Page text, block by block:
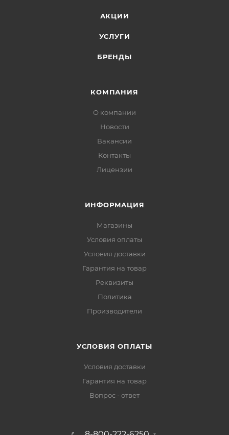
АКЦИИ
УСЛУГИ
БРЕНДЫ
КОМПАНИЯ
О компании
Новости
Вакансии
Контакты
Лицензии
ИНФОРМАЦИЯ
Магазины
Условия оплаты
Условия доставки
Гарантия на товар
Реквизиты
Политика
Производители
УСЛОВИЯ ОПЛАТЫ
Условия доставки
Гарантия на товар
Вопрос - ответ